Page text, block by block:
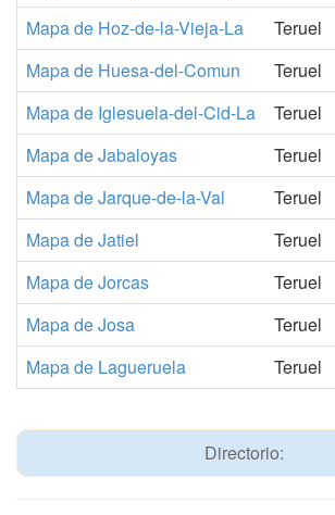
Mapa de Hoz-de-la-Vieja-La
Teruel
Mapa de Huesa-del-Comun
Teruel
Mapa de Iglesuela-del-Cid-La
Teruel
Mapa de Jabaloyas
Teruel
Mapa de Jarque-de-la-Val
Teruel
Mapa de Jatiel
Teruel
Mapa de Jorcas
Teruel
Mapa de Josa
Teruel
Mapa de Lagueruela
Teruel
Directorio: